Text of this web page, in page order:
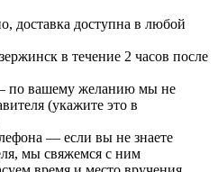
доставка доступна в любой
в течение 2 часов после
по вашему желанию мы не
(укажите это в
— если вы не знаете
мы свяжемся с ним